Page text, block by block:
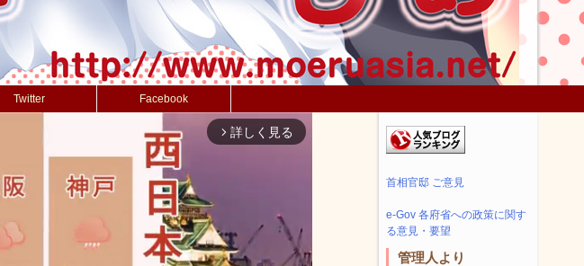
Twitter Facebook
arrow_forward_ios 詳しく見る
首相官邸 ご意見
e-Gov 各府省への政策に関す
る意見・要望
管理人より